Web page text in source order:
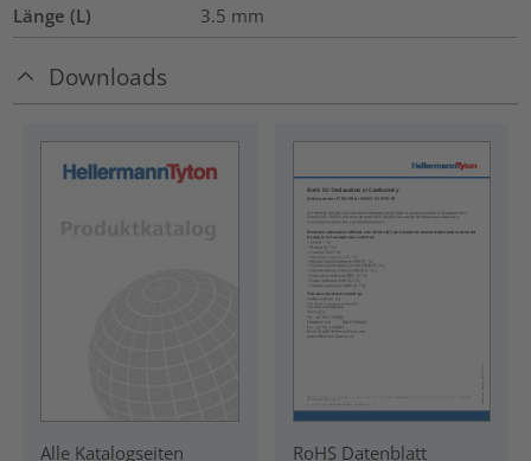
Länge (L)
3.5 mm
Downloads
Alle Katalogseiten RoHS Datenblatt